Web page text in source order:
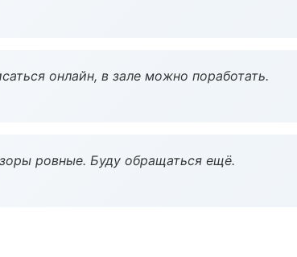
онлайн, в зале можно поработать.
ровные. Буду обращаться ещё.